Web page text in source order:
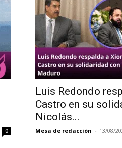
0
Luis Redondo
Castro en su
Nicolás...
Mesa de redacción - 13/08/